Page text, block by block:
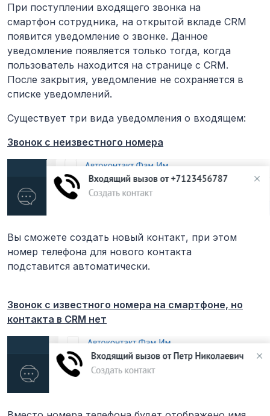
При поступлении входящего звонка на
смартфон сотрудника, на открытой вкладе CRM
появится уведомление о звонке. Данное
уведомление появляется только тогда, когда
пользователь находится на странице с CRM.
После закрытия, уведомление не сохраняется в
списке уведомлений.
Существует три вида уведомления о входящем:
Звонок с неизвестного номера
Вы сможете создать новый контакт, при этом
номер телефона для нового контакта
подставится автоматически.
Звонок с известного номера на смартфоне, но
контакта в CRM нет